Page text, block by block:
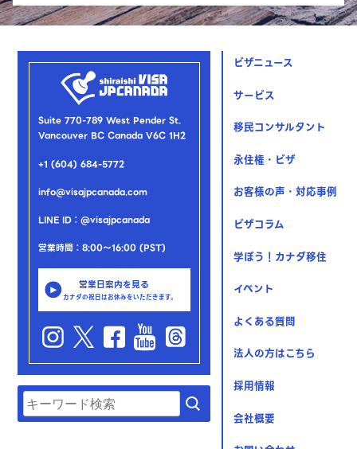
Suite 770-789 West Pender St.
Vancouver BC Canada V6C 1H2
+1 (604) 684-5772
info@visajpcanada.com
LINE ID：@visajpcanada
営業時間：8:00～16:00 (PST)
営業日案内を見る
カナダの祝日はお休みをいただきます。
ビザニュース
サービス
移民コンサルタント
永住権・ビザ
お客様の声・対応事例
ビザコラム
学ぼう！カナダ移住
イベント
よくある質問
法人の方はこちら
採用情報
会社概要